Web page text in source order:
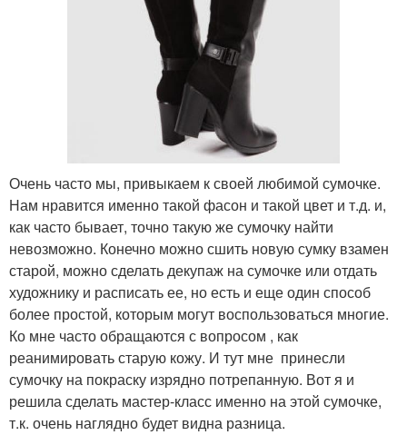
Очень часто мы, привыкаем к своей любимой сумочке.
Нам нравится именно такой фасон и такой цвет и т.д. и,
как часто бывает, точно такую же сумочку найти
невозможно. Конечно можно сшить новую сумку взамен
старой, можно сделать декупаж на сумочке или отдать
художнику и расписать ее, но есть и еще один способ
более простой, которым могут воспользоваться многие.
Ко мне часто обращаются с вопросом , как
реанимировать старую кожу. И тут мне принесли
сумочку на покраску изрядно потрепанную. Вот я и
решила сделать мастер-класс именно на этой сумочке,
т.к. очень наглядно будет видна разница.